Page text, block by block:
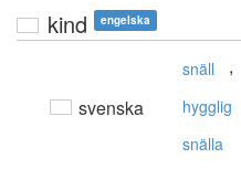
kind engelska
svenska
snäll ,
hygglig
snälla